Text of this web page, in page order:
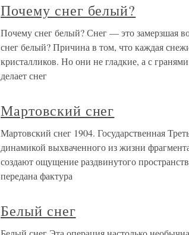
Почему снег белый?
Почему снег белый? Снег — это замерзшая
снег белый? Причина в том, что каждая
кристалликов. Но они не гладкие, а с
делает снег
Мартовский снег
Мартовский снег 1904. Государственная
динамикой выхваченного из жизни
создают ощущение раздвинутого
передана фактура
Белый снег